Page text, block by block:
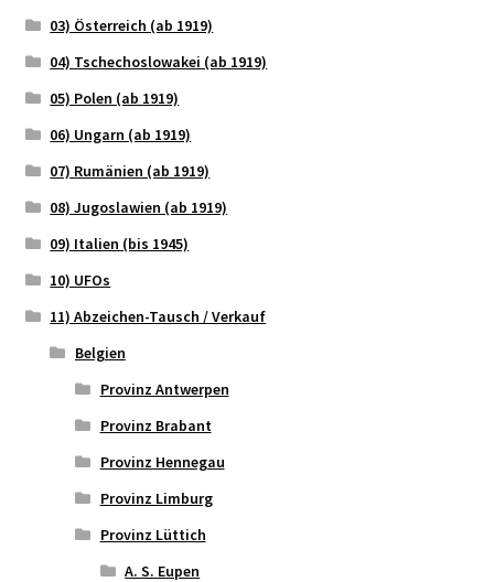
03) Österreich (ab 1919)
04) Tschechoslowakei (ab 1919)
05) Polen (ab 1919)
06) Ungarn (ab 1919)
07) Rumänien (ab 1919)
08) Jugoslawien (ab 1919)
09) Italien (bis 1945)
10) UFOs
11) Abzeichen-Tausch / Verkauf
Belgien
Provinz Antwerpen
Provinz Brabant
Provinz Hennegau
Provinz Limburg
Provinz Lüttich
A. S. Eupen